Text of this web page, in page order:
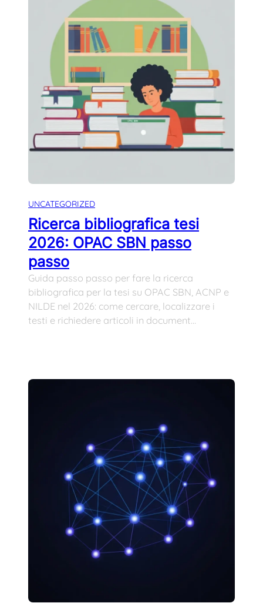
UNCATEGORIZED
Ricerca bibliografica tesi
2026: OPAC SBN passo
passo
Guida passo passo per fare la ricerca
bibliografica per la tesi su OPAC SBN, ACNP e
NILDE nel 2026: come cercare, localizzare i
testi e richiedere articoli in document…